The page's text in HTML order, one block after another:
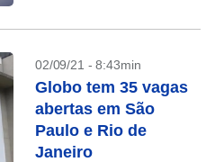
02/09/21 - 8:43min
Globo tem 35 vagas
abertas em São
Paulo e Rio de
Janeiro